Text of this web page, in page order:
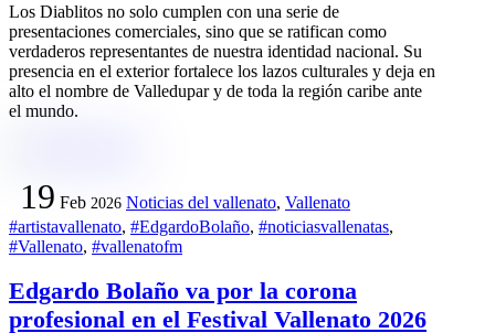
Los Diablitos no solo cumplen con una serie de
presentaciones comerciales, sino que se ratifican como
verdaderos representantes de nuestra identidad nacional. Su
presencia en el exterior fortalece los lazos culturales y deja en
alto el nombre de Valledupar y de toda la región caribe ante
el mundo.
19 Feb 2026 Noticias del vallenato, Vallenato
#artistavallenato, #EdgardoBolaño, #noticiasvallenatas,
#Vallenato, #vallenatofm
Edgardo Bolaño va por la corona
profesional en el Festival Vallenato 2026